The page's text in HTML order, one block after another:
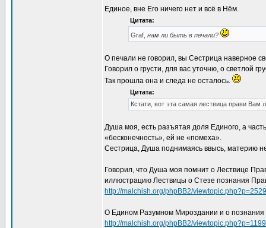
Единое, вне Его ничего нет и всё в Нём.
Цитата:
Graf, нам ли быть в печали?
О печали не говорил, вы Сестрица наверное
Говорил о грусти, для вас уточню, о светлой
Так прошла она и следа не осталось.
Цитата:
Кстати, вот эта самая лествица прави Вам
Душа моя, есть разъятая доля Единого, а
«бесконечность», ей не «помеха».
Сестрица, Душа поднимаясь ввысь, материю
Говорил, что Душа моя помнит о Лествице
иллюстрацию Лествицы о Стезе познания
http://malchish.org/phpBB2/
О Едином Разумном Мироздании и о познания
http://malchish.org/phpBB2/